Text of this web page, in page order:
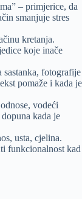
– primjerice, da
smanjuje stres
kretanja.
koje inače
sastanka, fotografije
pomaže i kada je
vodeći
kada je
usta, cjelina.
funkcionalnost kad